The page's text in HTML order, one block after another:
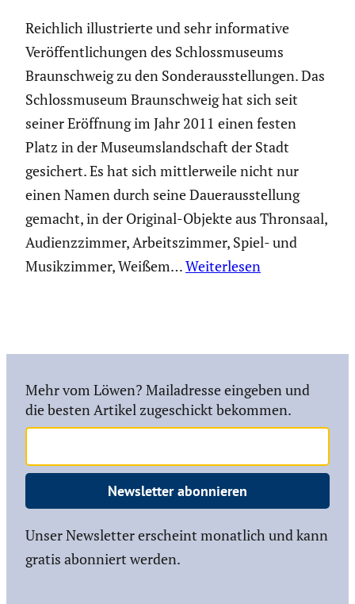
Reichlich illus­trierte und sehr infor­ma­tive
Veröf­fent­li­chungen des Schloss­mu­seums
Braun­schweig zu den Sonder­aus­stel­lungen. Das
Schloss­mu­seum Braun­schweig hat sich seit
seiner Eröffnung im Jahr 2011 einen festen
Platz in der Museums­land­schaft der Stadt
gesichert. Es hat sich mittler­weile nicht nur
einen Namen durch seine Dauer­aus­stel­lung
gemacht, in der Original-Objekte aus Thronsaal,
Audienz­zimmer, Arbeits­zimmer, Spiel- und
Musik­zimmer, Weißem…Weiterlesen
Mehr vom Löwen? Mailadresse eingeben und
die besten Artikel zugeschickt bekommen.
Newsletter abonnieren
Unser Newsletter erscheint monatlich und kann
gratis abonniert werden.